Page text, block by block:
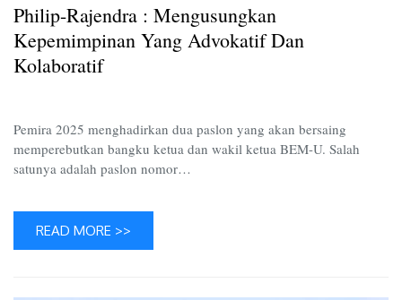
Philip-Rajendra : Mengusungkan
Kepemimpinan Yang Advokatif Dan
Kolaboratif
Pemira 2025 menghadirkan dua paslon yang akan bersaing
memperebutkan bangku ketua dan wakil ketua BEM-U. Salah
satunya adalah paslon nomor…
READ MORE >>